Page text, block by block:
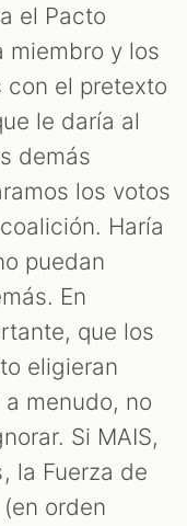
el Pacto
miembro y los
el pretexto
le daría al
demás
los votos
Haría
puedan
En
que los
eligieran
menudo, no
Si MAIS,
la Fuerza de
orden